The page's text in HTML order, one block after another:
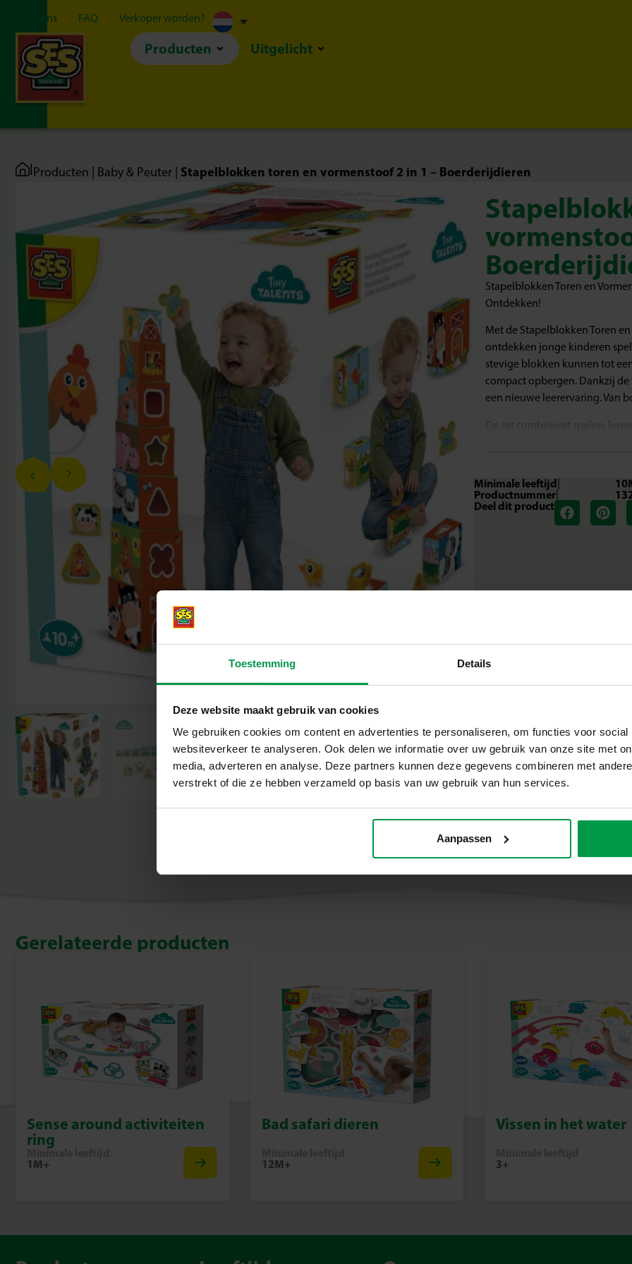
Toestemming Details
Deze website maakt gebruik van cookies
We gebruiken cookies om content en advertenties te personaliseren, om functies voor social
websiteverkeer te analyseren. Ook delen we informatie over uw gebruik van onze site met
media, adverteren en analyse. Deze partners kunnen deze gegevens combineren met
verstrekt of die ze hebben verzameld op basis van uw gebruik van hun services.
Aanpassen
Over ons FAQ Verkoper worden?
Producten Uitgelicht
|Producten Baby & Peuter Stapelblokken toren en vormenstoof 2 in 1 – Boerderijdieren
Stapelblokken Toren en
Ontdekken!
Met de Stapelblokken Toren
ontdekken jonge kinderen
stevige blokken kunnen tot
compact opbergen. Dankzij
een nieuwe leerervaring. Van
Een blokkentoren en
Elke zijde van de blokken
Moderne, kleurrijke
De Stapelblokken Toren en
lang interessant blijft.
Inhoud van de set
7 stapelblokken in
Stickervel met 4 vrolijke
4 kunststof vormen
Waarom kiezen voor SES
Bij SES Creative vinden we
worden met zorg ontwikkeld
ontwikkeling, zodat kinderen
Met de Stapelblokken Toren
ontdekken kinderen iedere
die meegroeit met hun
Minimale leeftijd|
Productnummer|
Deel dit product
Gerelateerde producten
Sense around activiteiten
ring
Minimale leeftijd
1M+
Bad safari dieren
12M+
Vissen in het water
3+